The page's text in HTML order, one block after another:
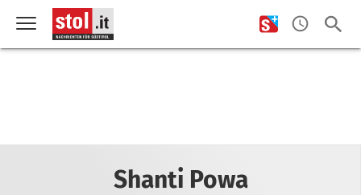
Shanti Powa